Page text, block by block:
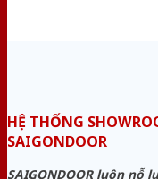
HỆ THỐNG
SAIGONDOOR
SAIGONDOOR luôn nỗ